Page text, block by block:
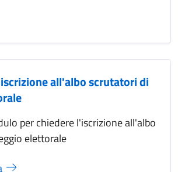
all'albo scrutatori di
per chiedere l'iscrizione all'albo
elettorale